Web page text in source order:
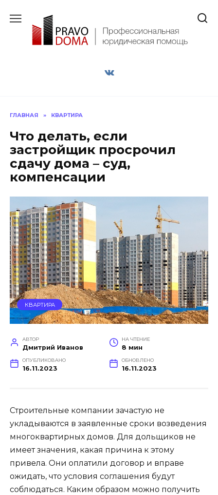
содержанию
ГЛАВНАЯ » КВАРТИРА
Что делать, если
застройщик просрочил
сдачу дома – суд,
компенсации
КВАРТИРА
АВТОР
Дмитрий Иванов
НА ЧТЕНИЕ
8 мин
ОПУБЛИКОВАНО
16.11.2023
ОБНОВЛЕНО
16.11.2023
Строительные компании зачастую не
укладываются в заявленные сроки возведения
многоквартирных домов. Для дольщиков не
имеет значения, какая причина к этому
привела. Они оплатили договор и вправе
ожидать, что условия соглашения будут
соблюдаться. Каким образом можно получить